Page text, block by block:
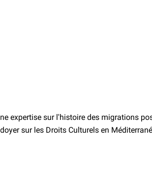
expertise sur l'histoire des migrations
sur les Droits Culturels en